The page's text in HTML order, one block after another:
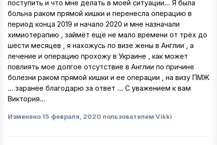
поступить и что мне делать в моей ситуации... Я была
больна раком прямой кишки и перенесла операцию в
период конца 2019 и начало 2020 и мне назначали
химиотерапию , займёт ещё не мало времени от трёх до
шести месяцев , я нахожусь по визе жены в Англии , а
лечение и операцию прохожу в Украине , как может
повлиять мое долгое отсутствие в Англии по причине
болезни раком прямой кишки и ее операции , на визу ПМЖ
... заранее благодарю за ответ ... С уважением к вам
Виктория...
Изменено 15 февраля, 2020 пользователем Vikki